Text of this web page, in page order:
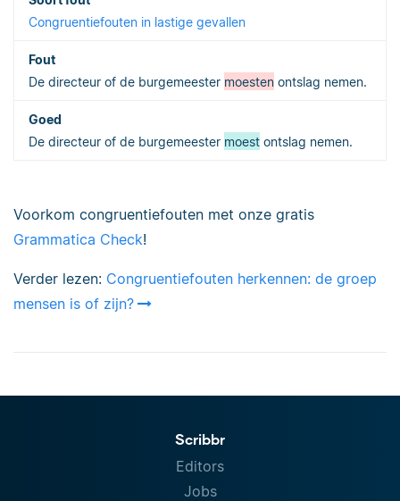
Congruentiefouten in lastige gevallen
De directeur of de burgemeester moesten ontslag nemen.
De directeur of de burgemeester moest ontslag nemen.
Voorkom congruentiefouten met onze gratis
Grammatica Check!
Verder lezen: Congruentiefouten herkennen: de groep
mensen is of zijn?
Scribbr
Editors
Jobs